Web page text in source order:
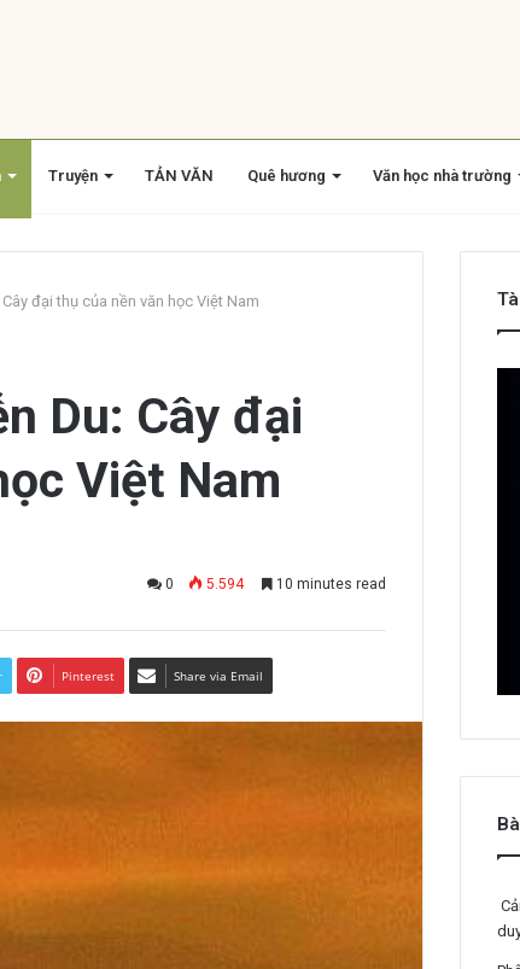
Truyện TẢN VĂN Quê hương Văn học nhà trường
đại thụ của nền văn học Việt Nam
Du: Cây đại
Việt Nam
0 5.594 10 minutes read
Pinterest Share via Email